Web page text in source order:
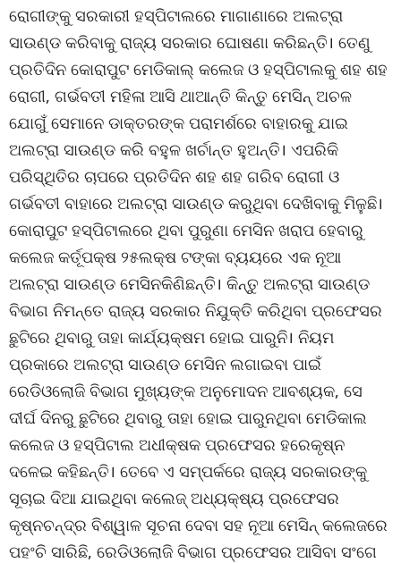
ରୋଗୀଙ୍କୁ ସରକାରୀ ହସ୍ପିଟାଲରେ ମାଗାଣାରେ ଅଲଟ୍ରା
ସାଉଣ୍ଡ କରିବାକୁ ରାଜ୍ୟ ସରକାର ଘୋଷଣା କରିଛନ୍ତି। ତେଣୁ
ପ୍ରତିଦିନ କୋରାପୁଟ ମେଡିକାଲ୍ କଲେଜ ଓ ହସ୍ପିଟାଲକୁ ଶହ ଶହ
ରୋଗୀ, ଗର୍ଭବତୀ ମହିଳା ଆସି ଥାଆନ୍ତି କିନ୍ତୁ ମେସିନ୍ ଅଚଳ
ଯୋଗୁଁ ସେମାନେ ଡାକ୍ତରଙ୍କ ପରାମର୍ଶରେ ବାହାରକୁ ଯାଇ
ଅଲଟ୍ରା ସାଉଣ୍ଡ କରି ବହୁଳ ଖର୍ଚାନ୍ତ ହୁଅନ୍ତି। ଏପରିକି
ପରିସ୍ଥିତିର ଚାପରେ ପ୍ରତିଦିନ ଶହ ଶହ ଗରିବ ରୋଗୀ ଓ
ଗର୍ଭବତୀ ବାହାରେ ଅଲଟ୍ରା ସାଉଣ୍ଡ କରୁଥିବା ଦେଖିବାକୁ ମିଳୁଛି।
କୋରାପୁଟ ହସ୍ପିଟାଲରେ ଥିବା ପୁରୁଣା ମେସିନ ଖରାପ ହେବାରୁ
କଲେଜ କର୍ତୂପକ୍ଷ ୨୫ଲକ୍ଷ ଟଙ୍କା ବ୍ୟୟରେ ଏକ ନୂଆ
ଅଲଟ୍ରା ସାଉଣ୍ଡ ମେସିନକିଣିଛନ୍ତି। କିନ୍ତୁ ଅଲଟ୍ରା ସାଉଣ୍ଡ
ବିଭାଗ ନିମନ୍ତେ ରାଜ୍ୟ ସରକାର ନିଯୁକ୍ତି କରିଥିବା ପ୍ରଫେସର
ଛୁଟିରେ ଥିବାରୁ ତାହା କାର୍ଯ୍ୟକ୍ଷମ ହୋଇ ପାରୁନି। ନିୟମ
ପ୍ରକାରେ ଅଲଟ୍ରା ସାଉଣ୍ଡ ମେସିନ ଲଗାଇବା ପାଇଁ
ରେଡିଓଲୋଜି ବିଭାଗ ମୁଖ୍ୟଙ୍କ ଅନୁମୋଦନ ଆବଶ୍ୟକ, ସେ
ଦୀର୍ଘ ଦିନରୁ ଛୁଟିରେ ଥିବାରୁ ତାହା ହୋଇ ପାରୁନଥିବା ମେଡିକାଲ
କଲେଜ ଓ ହସ୍ପିଟାଲ ଅଧୀକ୍ଷକ ପ୍ରଫେସର ହରେକୃଷ୍ନ
ଦଳେଇ କହିଛନ୍ତି। ତେବେ ଏ ସମ୍ପର୍କରେ ରାଜ୍ୟ ସରକାରଙ୍କୁ
ସୂଚାଇ ଦିଆ ଯାଇଥିବା କଲେଜ୍ ଅଧ୍ୟକ୍ଷ୍ୟ ପ୍ରଫେସର
କୃଷ୍ନଚନ୍ଦ୍ର ବିଶ୍ୱାଳ ସୂଚନା ଦେବା ସହ ନୂଆ ମେସିନ୍ କଲେଜରେ
ପହଂଚି ସାରିଛି, ରେଡିଓଲୋଜି ବିଭାଗ ପ୍ରଫେସର ଆସିବା ସଂଗେ